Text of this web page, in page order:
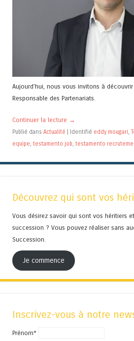
Aujourd’hui, nous vous invitons à découvrir
Responsable des Partenariats.
Continuer la lecture →
Publié dans Actualité | Identifié eddy mougari
equipe testamento job testamento
Découvrez qui sont vos
Vous désirez savoir qui sont vos héritiers
succession ? Vous pouvez réaliser sans
Succession.
Je commence
Inscrivez-vous à notre
Prénom*